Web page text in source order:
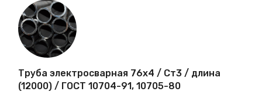
Металлопрокат
калиброванный
Профлист
Проволока
Труба электросварная 76х4 / Ст3 / длина
(12000) / ГОСТ 10704-91, 10705-80